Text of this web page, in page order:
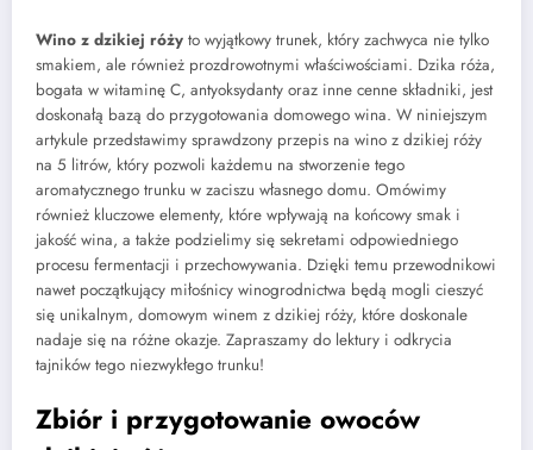
Wino z dzikiej róży to wyjątkowy trunek, który zachwyca nie tylko
smakiem, ale również prozdrowotnymi właściwościami. Dzika róża,
bogata w witaminę C, antyoksydanty oraz inne cenne składniki, jest
doskonałą bazą do przygotowania domowego wina. W niniejszym
artykule przedstawimy sprawdzony przepis na wino z dzikiej róży
na 5 litrów, który pozwoli każdemu na stworzenie tego
aromatycznego trunku w zaciszu własnego domu. Omówimy
również kluczowe elementy, które wpływają na końcowy smak i
jakość wina, a także podzielimy się sekretami odpowiedniego
procesu fermentacji i przechowywania. Dzięki temu przewodnikowi
nawet początkujący miłośnicy winogrodnictwa będą mogli cieszyć
się unikalnym, domowym winem z dzikiej róży, które doskonale
nadaje się na różne okazje. Zapraszamy do lektury i odkrycia
tajników tego niezwykłego trunku!
Zbiór i przygotowanie owoców